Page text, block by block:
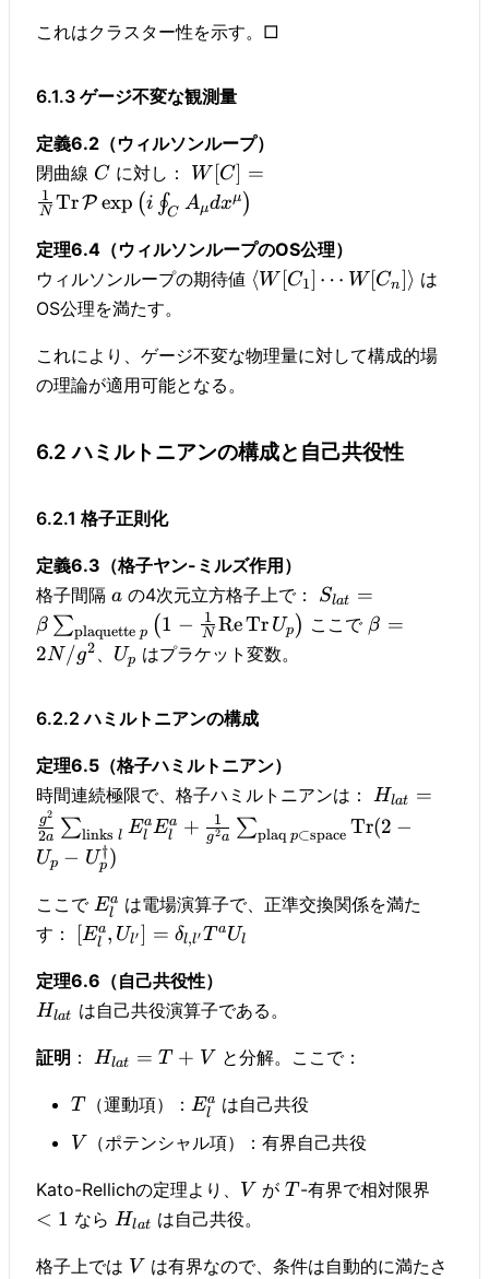
これはクラスター性を示す。□
6.1.3 ゲージ不変な観測量
定義6.2（ウィルソンループ）
閉曲線 C に対し： W [C] =
N
1 TrP exp (i ∮C Aμdxμ )
定理6.4（ウィルソンループのOS公理）
ウィルソンループの期待値 ⟨W [C1] ⋯ W [Cn]⟩ は
OS公理を満たす。
これにより、ゲージ不変な物理量に対して構成的場
の理論が適用可能となる。
6.2 ハミルトニアンの構成と自己共役性
6.2.1 格子正則化
定義6.3（格子ヤン-ミルズ作用）
格子間隔 a の4次元立方格子上で： Slat =
β ∑plaquettep (1 − N
1 ReTr Up ) ここで β =
2N /g2 、 Up はプラケット変数。
6.2.2 ハミルトニアンの構成
定理6.5（格子ハミルトニアン）
時間連続極限で、格子ハミルトニアンは： Hlat =
2a
g2
∑links l El
aEl
a + g2a
1 ∑plaq p⊂space Tr(2 −
Up − Up
†)
ここで El
a は電場演算子で、正準交換関係を満た
す：
[El
a, Ul′ ] = δl,l′T aUl
定理6.6（自己共役性）
Hlat は自己共役演算子である。
証明 ： Hlat = T + V と分解。ここで：
T （運動項）： El
a は自己共役
V （ポテンシャル項）：有界自己共役
Kato-Rellichの定理より、 V がT -有界で相対限界
< 1 ならHlat は自己共役。
格子上では V は有界なので、条件は自動的に満たさ